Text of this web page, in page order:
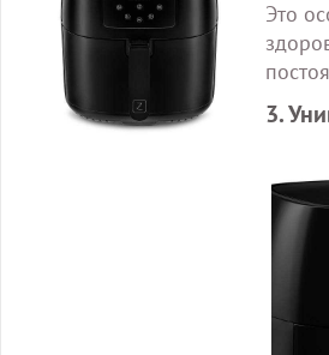
Это
3.